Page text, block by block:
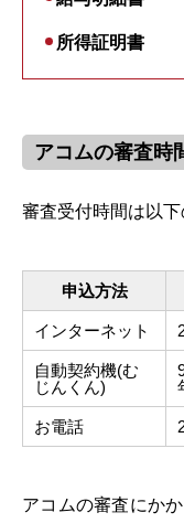
所得証明書
アコムの審査時
審査受付時間は以下
申込方法
インターネット
自動契約機(む
じんくん)
お電話
アコムの審査にか